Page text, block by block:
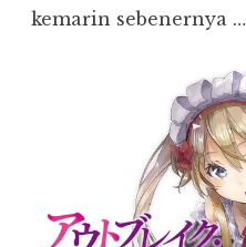
kemarin sebenernya …